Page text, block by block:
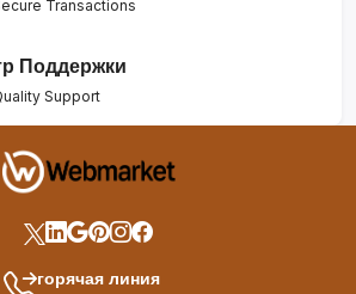
Transactions
Поддержки
Support
горячая линия